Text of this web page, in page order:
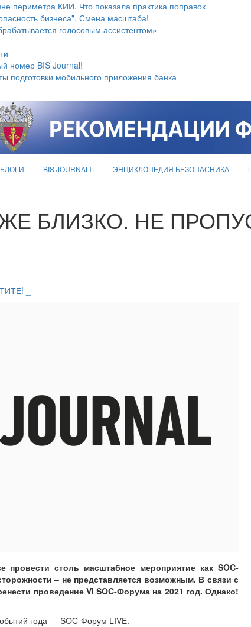
периметра КИИ. Что показала практика поправок
бизнеса". Смена масштаба!
голосовым ассистентом»
номер BIS Journal!
подготовки мобильного приложения банка
БЛОГИ BIS JOURNAL ЭНЦИКЛОПЕДИЯ БЕЗОПАСНИКА
БЛИЗКО. НЕ
_
провести столь масштабное мероприятие как SOC-
– не представляется возможным. В связи с
проведение VI SOC-Форума на 2021 год. Однако!
года — SOC-Форум LIVE.